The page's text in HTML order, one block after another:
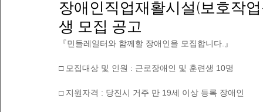
장애인직업재활시설(보호작
생 모집 공고
『민들레일터와 함께할 장애인을 모집합니다.』
□ 모집대상 및 인원 : 근로장애인 및 훈련생 10명
□ 지원자격 : 당진시 거주 만 19세 이상 등록 장애인